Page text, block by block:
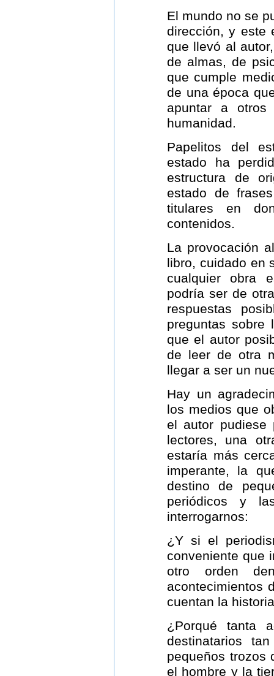
El mundo no se
dirección, y este
que llevó al
de almas, de
que cumple
de una época
apuntar a otros
humanidad.
Papelitos del
estado ha
estructura de
estado de
titulares en
contenidos.
La provocación
libro, cuidado en
cualquier obra
podría ser de
respuestas
preguntas
que el autor
de leer de otra
llegar a ser un
Hay un
los medios que
el autor pudiese
lectores, una
estaría más
imperante, la
destino de
periódicos y
interrogarnos:
¿Y si el
conveniente que
otro orden
acontecimientos
cuentan la
¿Porqué tanta
destinatarios
pequeños trozos
el hombre y la